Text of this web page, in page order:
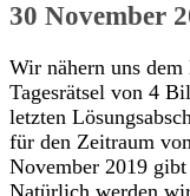
30 November
Wir nähern uns
Tagesrätsel von 4
letzten
für den Zeitraum
November 2019